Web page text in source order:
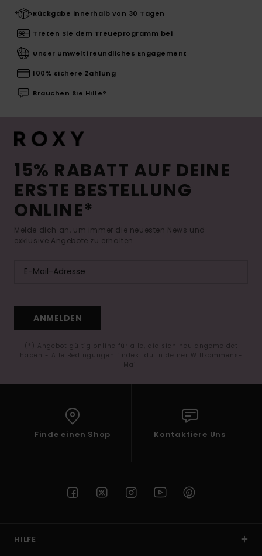
Rückgabe innerhalb von 30 Tagen
Treten Sie dem Treueprogramm bei
Unser umweltfreundliches Engagement
100% sichere Zahlung
Brauchen Sie Hilfe?
15% RABATT AUF DEINE
ERSTE BESTELLUNG
ONLINE*
Melde dich an, um immer die neuesten News und
exklusive Angebote zu erhalten.
ANMELDEN
(*) Angebot gültig online für alle, die sich neu angemeldet
haben - Alle Bedingungen findest du in deiner Willkommens-
Mail
Finde einen Shop Kontaktiere Uns
HILFE